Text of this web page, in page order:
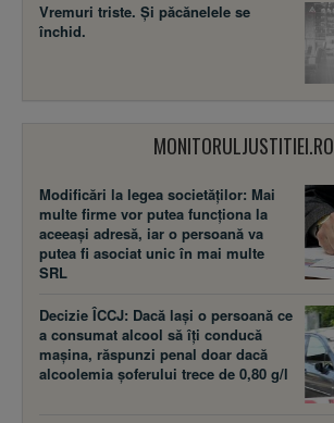
Vremuri triste. Şi păcănelele se
închid.
MONITORULJUSTITIEI.RO
Modificări la legea societăţilor: Mai
multe firme vor putea funcţiona la
aceeaşi adresă, iar o persoană va
putea fi asociat unic în mai multe
SRL
Decizie ÎCCJ: Dacă laşi o persoană ce
a consumat alcool să îţi conducă
maşina, răspunzi penal doar dacă
alcoolemia şoferului trece de 0,80 g/l